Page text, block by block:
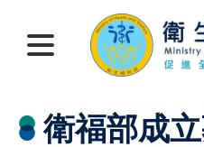
衛福部成